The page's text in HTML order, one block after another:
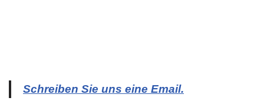
Schreiben Sie uns eine Email.